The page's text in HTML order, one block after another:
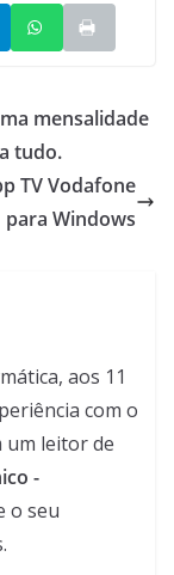
mensalidade
tudo.
TV Vodafone
para Windows
aos 11
com o
um leitor de
-
o seu